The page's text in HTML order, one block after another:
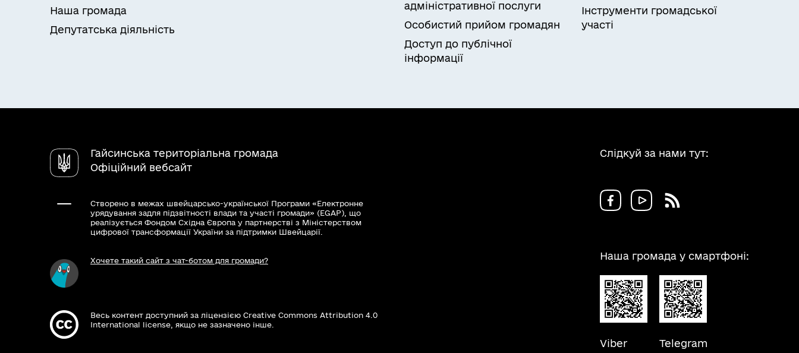
Наша громада
Депутатська діяльність
адміністративної послуги
Особистий прийом громадян
Доступ до публічної
інформації
Інструменти громадської
участі
Гайсинська територіальна громада
Офіційний вебсайт
Створено в межах швейцарсько-української Програми «Електронне
урядування задля підзвітності влади та участі громади» (EGAP), що
реалізується Фондом Східна Європа у партнерстві з Міністерством
цифрової трансформації України за підтримки Швейцарії.
Хочете такий сайт з чат-ботом для громади?
Весь контент доступний за ліцензією Creative Commons Attribution 4.0
International license, якщо не зазначено інше.
Слідкуй за нами тут:
Наша громада у смартфоні:
Viber Telegram